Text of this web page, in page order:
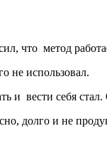
что метод
не использовал.
и вести себя
долго и не